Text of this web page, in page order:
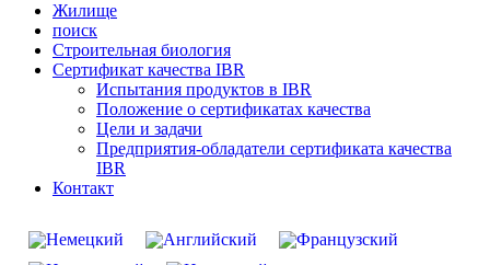
Жилище
поиск
Строительная биология
Сертификат качества IBR
Испытания продуктов в IBR
Положение о сертификатах качества
Цели и задачи
Предприятия-обладатели сертификата качества
IBR
Контакт